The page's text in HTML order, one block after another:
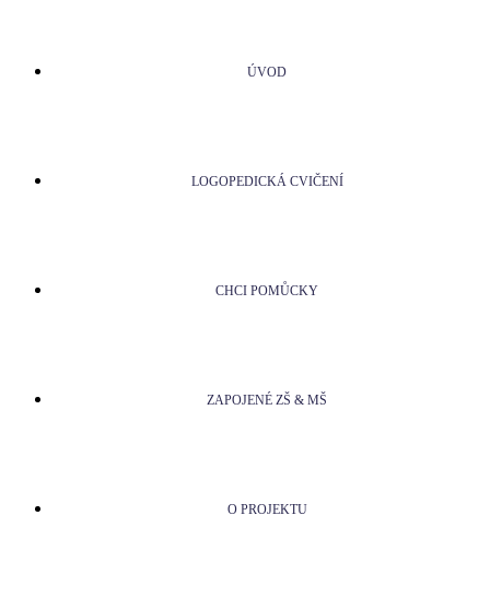
ÚVOD
LOGOPEDICKÁ CVIČENÍ
CHCI POMŮCKY
ZAPOJENÉ ZŠ & MŠ
O PROJEKTU